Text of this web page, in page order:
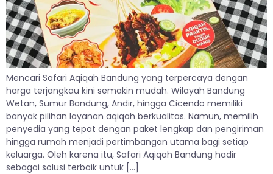
Mencari Safari Aqiqah Bandung yang terpercaya dengan
harga terjangkau kini semakin mudah. Wilayah Bandung
Wetan, Sumur Bandung, Andir, hingga Cicendo memiliki
banyak pilihan layanan aqiqah berkualitas. Namun, memilih
penyedia yang tepat dengan paket lengkap dan pengiriman
hingga rumah menjadi pertimbangan utama bagi setiap
keluarga. Oleh karena itu, Safari Aqiqah Bandung hadir
sebagai solusi terbaik untuk […]